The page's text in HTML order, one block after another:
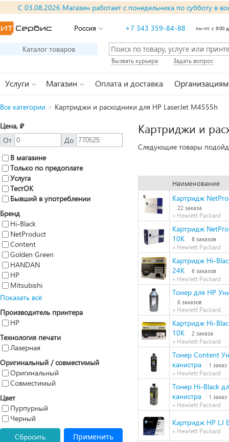
С 03.08.2026 Магазин работает с понедельника по субботу в
Россия +7 343 359-84-88 пн-пт: с 9:00
Каталог товаров
Вызвать курьера Задать вопрос
Услуги Магазин Оплата и доставка Организациям
Все категории > Картриджи и расходники для HP LaserJet M4555h
Цена, ₽
От
До
В магазине
Только по предоплате
Услуга
ТестОК
Бывший в употреблении
Бренд
Hi-Black
NetProduct
Content
Golden Green
HANDAN
HP
Mitsubishi
Показать всё
Производитель принтера
HP
Технология печати
Лазерная
Оригинальный / совместимый
Оригинальный
Совместимый
Цвет
Пурпурный
Черный
Сбросить
Применить
Картриджи и
Следующие товары
Наименование
Картридж
22 заказа
» Hewlett Packard
Картридж
10K
8 заказов
» Hewlett Packard
Картридж Hi-
24K
6 заказов
» Hewlett Packard
Тонер для HP
6 заказов
» Hewlett Packard
Картридж Hi-
10K
2 заказа
» Hewlett Packard
Тонер Content
канистра
1 заказ
» Hewlett Packard
Тонер Hi-Black
канистра
1 заказ
» Hewlett Packard
Картридж HP LJ
» Hewlett Packard